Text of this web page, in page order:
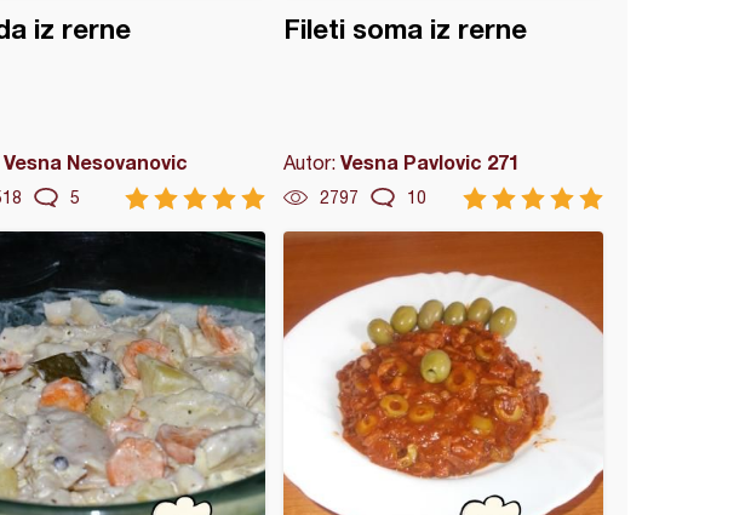
iz rerne
Vesna Nesovanovic
5
Fileti soma iz rerne
Autor:Vesna Pavlovic 271
2797 10